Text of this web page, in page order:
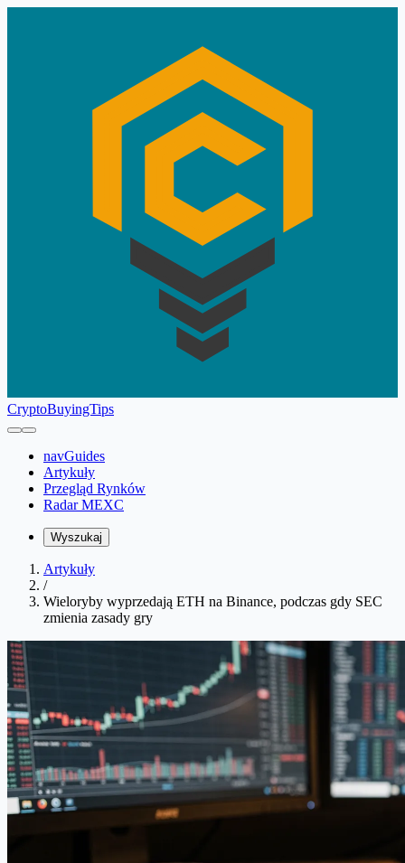
CryptoBuyingTips
navGuides
Artykuły
Przegląd Rynków
Radar MEXC
Wyszukaj
Artykuły
/
Wieloryby wyprzedają ETH na Binance, podczas gdy SEC
zmienia zasady gry